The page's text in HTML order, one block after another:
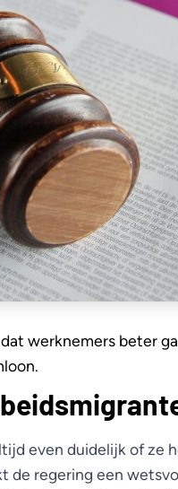
werknemers beter
even duidelijk of ze
de regering een